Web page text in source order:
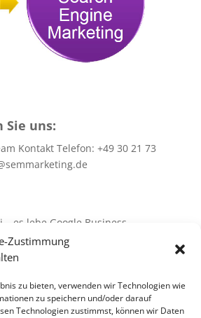
Zustimmung
zu bieten, verwenden wir Technologien wie
zu speichern und/oder darauf
Technologien zustimmst, können wir Daten
uns:
Kontakt Telefon: +49 30 21 73
– es lebe Google Business
+ SEO + SEM